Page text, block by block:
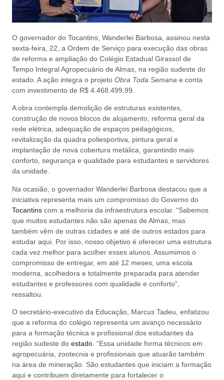
O governador do Tocantins, Wanderlei Barbosa, assinou nesta
sexta-feira, 22, a Ordem de Serviço para execução das obras
de reforma e ampliação do Colégio Estadual Girassol de
Tempo Integral Agropecuário de Almas, na região sudeste do
estado. A ação integra o projeto Obra Toda Semana e conta
com investimento de R$ 4.468.499,99.
A obra contempla demolição de estruturas existentes,
construção de novos blocos de alojamento, reforma geral da
rede elétrica, adequação de espaços pedagógicos,
revitalização da quadra poliesportiva, pintura geral e
implantação de nova cobertura metálica, garantindo mais
conforto, segurança e qualidade para estudantes e servidores
da unidade.
Na ocasião, o governador Wanderlei Barbosa destacou que a
iniciativa representa mais um compromisso do Governo do
Tocantins com a melhoria da infraestrutura escolar. “Sabemos
que muitos estudantes não são apenas de Almas, mas
também vêm de outras cidades e até de outros estados para
estudar aqui. Por isso, nosso objetivo é oferecer uma estrutura
cada vez melhor para acolher esses alunos. Assumimos o
compromisso de entregar, em até 12 meses, uma escola
moderna, acolhedora e totalmente preparada para atender
estudantes e professores com qualidade e conforto”,
ressaltou.
O secretário-executivo da Educação, Marcus Tadeu, enfatizou
que a reforma do colégio representa um avanço necessário
para a formação técnica e profissional dos estudantes da
região sudeste do estado . “Essa unidade forma técnicos em
agropecuária, zootecnia e profissionais que atuarão também
na área de mineração. São estudantes que iniciam a formação
aqui e contribuem diretamente para fortalecer o